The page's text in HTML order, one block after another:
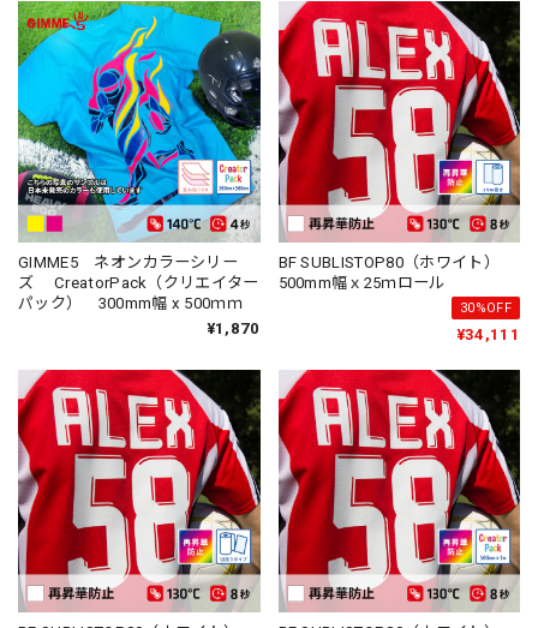
GIMME5 ネオンカラーシリー
ズ CreatorPack（クリエイター
パック） 300mm幅 x 500ｍｍ
¥1,870
BF SUBLISTOP80（ホワイト）
500mm幅ｘ25ｍロール
30%OFF
¥34,111